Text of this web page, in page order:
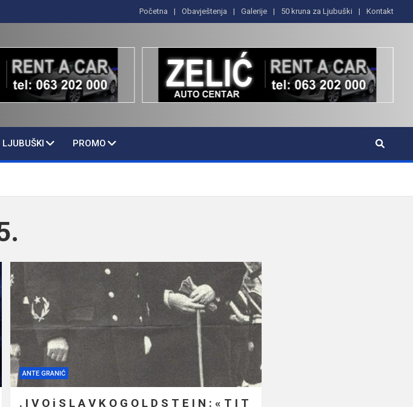
Početna Obavještenja Galerije 50 kruna za Ljubuški Kontakt
LJUBUŠKI PROMO
ANTE GRANIĆ
. I V O i S L A V K O G O L D S T E I N : « T I T